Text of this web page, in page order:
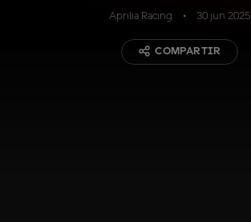
Aprilia Racing 30 jun 2025
COMPARTIR